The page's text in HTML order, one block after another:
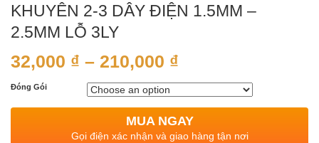
KHUYÊN 2-3 DÂY ĐIỆN 1.5MM –
2.5MM LỖ 3LY
32,000 ₫ – 210,000 ₫
Đóng Gói
MUA NGAY
Gọi điện xác nhận và giao hàng tận nơi